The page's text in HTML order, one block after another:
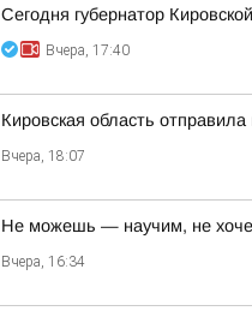
Сегодня губернатор
Вчера, 17:40
Кировская область
Вчера, 18:07
Не можешь — научим, не
Вчера, 16:34